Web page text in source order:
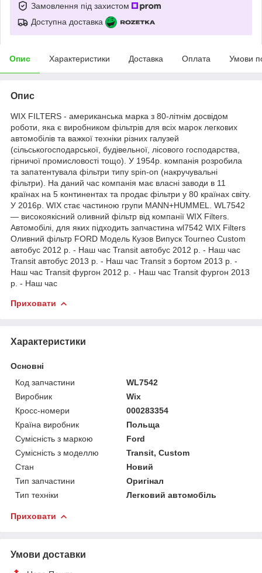
Замовлення під захистом
Доступна доставка
Опис Характеристики Доставка Оплата Умови
Опис
WIX FILTERS - американська марка з 80-літнім досвідом
роботи, яка є виробником фільтрів для всіх марок легкових
автомобілів та важкої техніки різних галузей
(сільськогосподарської, будівельної, лісового господарства,
гірничої промисловості тощо). У 1954р. компанія розробила
та запатентувала фільтри типу spin-on (накручувальні
фільтри). На даний час компанія має власні заводи в 11
країнах на 5 континентах та продає фільтри у 80 країнах світу.
У 2016р. WIX стає частиною групи MANN+HUMMEL. WL7542
— високоякісний оливний фільтр від компанії WIX Filters.
Автомобілі, для яких підходить запчастина wl7542 WIX Filters
Оливний фільтр FORD Модель Кузов Випуск Tourneo Custom
автобус 2012 р. - Наш час Transit автобус 2012 р. - Наш час
Transit автобус 2013 р. - Наш час Transit з бортом 2013 р. -
Наш час Transit фургон 2012 р. - Наш час Transit фургон 2013
р. - Наш час
Приховати
Характеристики
Основні
Код запчастини
WL7542
Виробник
Wix
Кросс-номери
000283354
Країна виробник
Польща
Сумісність з маркою
Ford
Сумісність з моделлю
Transit, Custom
Стан
Новий
Тип запчастини
Оригінал
Тип техніки
Легковий автомобіль
Приховати
Умови доставки